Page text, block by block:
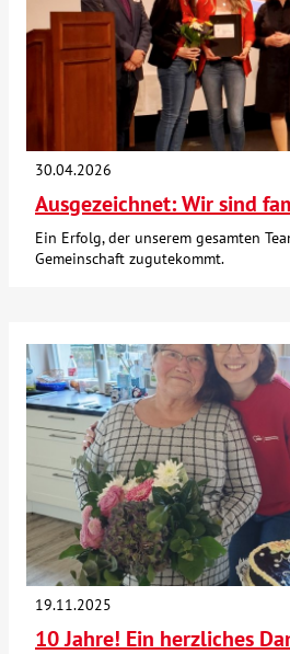
Glossar
Suche
AWO BB Süd
30.04.2026
Ausgezeichnet: Wir sind
Ein Erfolg, der unserem gesamten
Gemeinschaft zugutekommt.
19.11.2025
10 Jahre! Ein herzliches